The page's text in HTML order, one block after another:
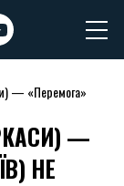
— «Перемога»
—
НЕ